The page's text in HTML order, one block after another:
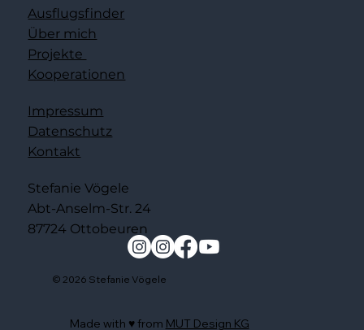
Ausflugsfinder
Über mich
Projekte
Kooperationen
Impressum
Datenschutz
Kontakt
Stefanie Vögele
Abt-Anselm-Str. 24
87724 Ottobeuren
© 2026 Stefanie Vögele
Made with ♥️ from MUT Design KG